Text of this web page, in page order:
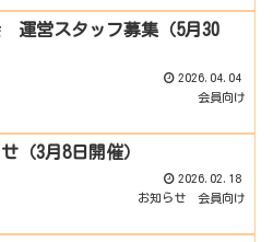
運営スタッフ募集（5月30
2026.04.04
会員向け
（3月8日開催）
2026.02.18
お知らせ
会員向け